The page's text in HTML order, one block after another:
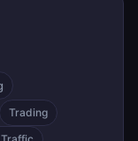
Trading